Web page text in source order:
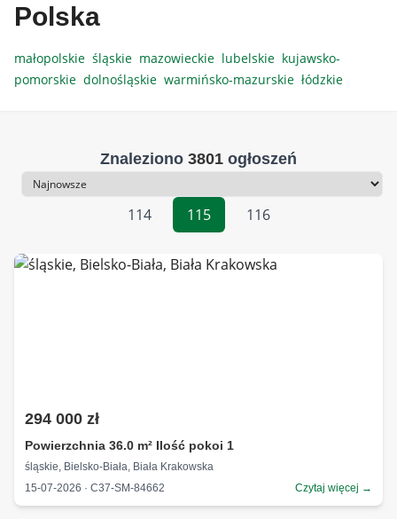
Polska
małopolskie śląskie mazowieckie lubelskie kujawsko-
pomorskie dolnośląskie warmińsko-mazurskie łódzkie
Znaleziono 3801 ogłoszeń
Sortowanie
114
115 116
294 000 zł
Powierzchnia 36.0 m² Ilość pokoi 1
śląskie, Bielsko-Biała, Biała Krakowska
15-07-2026 · C37-SM-84662
Czytaj więcej →